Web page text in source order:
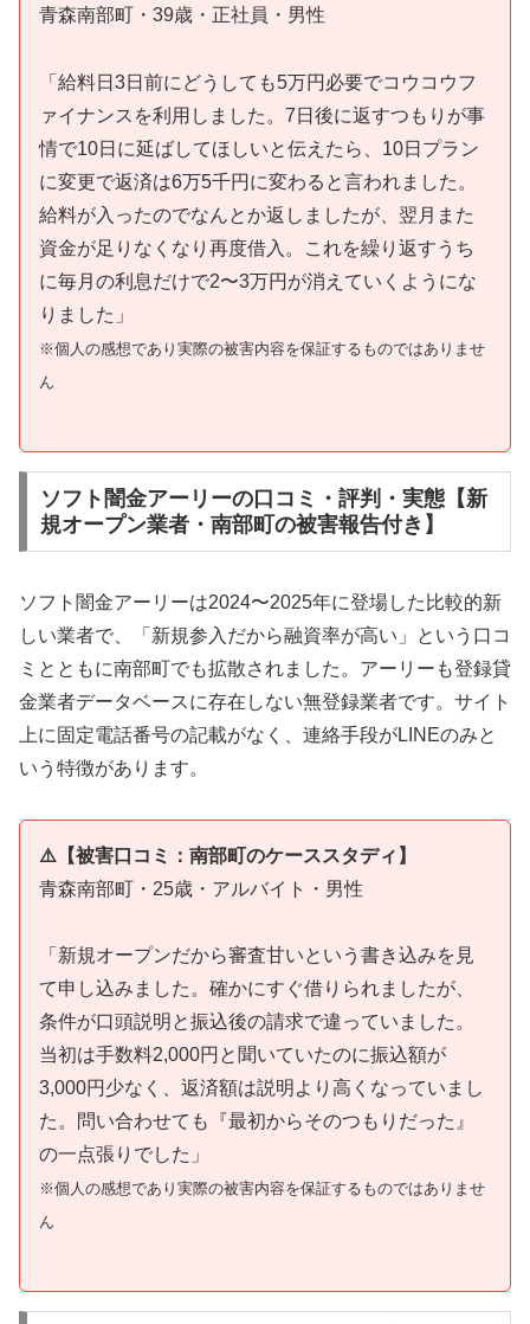
青森南部町・39歳・正社員・男性
「給料日3日前にどうしても5万円必要でコウコウフ
ァイナンスを利用しました。7日後に返すつもりが事
情で10日に延ばしてほしいと伝えたら、10日プラン
に変更で返済は6万5千円に変わると言われました。
給料が入ったのでなんとか返しましたが、翌月また
資金が足りなくなり再度借入。これを繰り返すうち
に毎月の利息だけで2〜3万円が消えていくようにな
りました」
※個人の感想であり実際の被害内容を保証するものではありませ
ん
ソフト闇金アーリーの口コミ・評判・実態【新
規オープン業者・南部町の被害報告付き】
ソフト闇金アーリーは2024〜2025年に登場した比較的新
しい業者で、「新規参入だから融資率が高い」という口コ
ミとともに南部町でも拡散されました。アーリーも登録貸
金業者データベースに存在しない無登録業者です。サイト
上に固定電話番号の記載がなく、連絡手段がLINEのみと
いう特徴があります。
⚠️【被害口コミ：南部町のケーススタディ】
青森南部町・25歳・アルバイト・男性
「新規オープンだから審査甘いという書き込みを見
て申し込みました。確かにすぐ借りられましたが、
条件が口頭説明と振込後の請求で違っていました。
当初は手数料2,000円と聞いていたのに振込額が
3,000円少なく、返済額は説明より高くなっていまし
た。問い合わせても『最初からそのつもりだった』
の一点張りでした」
※個人の感想であり実際の被害内容を保証するものではありませ
ん